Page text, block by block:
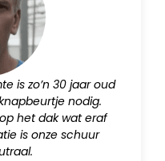
is zo’n 30 jaar oud
nodig.
het dak wat eraf
is onze schuur